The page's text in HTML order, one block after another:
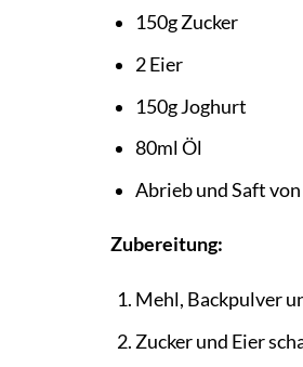
150g Zucker
2 Eier
150g Joghurt
80ml Öl
Abrieb und Saft
Zubereitung:
Mehl, Backpulver
Zucker und Eier